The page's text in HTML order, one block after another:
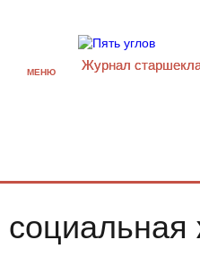
МЕНЮ Журнал
социальная